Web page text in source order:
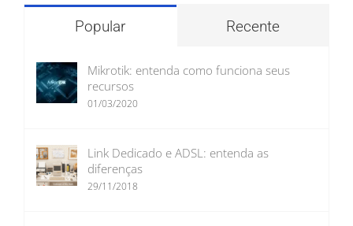
Popular Recente
Mikrotik: entenda como funciona seus
recursos
01/03/2020
Link Dedicado e ADSL: entenda as
diferenças
29/11/2018